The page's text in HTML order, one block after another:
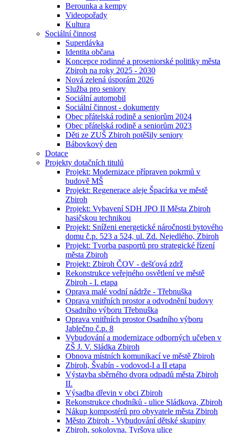
Berounka a kempy
Videopořady
Kultura
Sociální činnost
Superdávka
Identita občana
Koncepce rodinné a proseniorské politiky města
Zbiroh na roky 2025 - 2030
Nová zelená úsporám 2026
Služba pro seniory
Sociální automobil
Sociální činnost - dokumenty
Obec přátelská rodině a seniorům 2024
Obec přátelská rodině a seniorům 2023
Děti ze ZUŠ Zbiroh potěšily seniory
Bábovkový den
Dotace
Projekty dotačních titulů
Projekt: Modernizace přípraven pokrmů v
budově MŠ
Projekt: Regenerace aleje Špacírka ve městě
Zbiroh
Projekt: Vybavení SDH JPO II Města Zbiroh
hasičskou technikou
Projekt: Sníženi energetické náročnosti bytového
domu č.p. 523 a 524, ul. Zd. Nejedlého, Zbiroh
Projekt: Tvorba pasportů pro strategické řízení
města Zbiroh
Projekt: Zbiroh ČOV - dešťová zdrž
Rekonstrukce veřejného osvětlení ve městě
Zbiroh - I. etapa
Oprava malé vodní nádrže - Třebnuška
Oprava vnitřních prostor a odvodnění budovy
Osadního výboru Třebnuška
Oprava vnitřních prostor Osadního výboru
Jablečno č.p. 8
Vybudování a modernizace odborných učeben v
ZŠ J. V. Sládka Zbiroh
Obnova místních komunikací ve městě Zbiroh
Zbiroh, Švabín - vodovod-I a II etapa
Výstavba sběrného dvora odpadů města Zbiroh
II.
Výsadba dřevin v obci Zbiroh
Rekonstrukce chodníků - ulice Sládkova, Zbiroh
Nákup kompostérů pro obyvatele města Zbiroh
Město Zbiroh - Vybudování dětské skupiny
Zbiroh, sokolovna, Tyršova ulice